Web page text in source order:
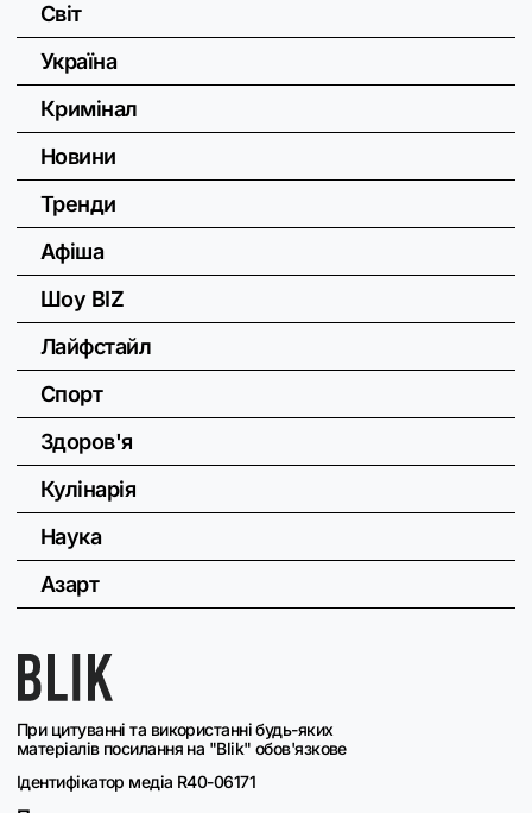
При цитуванні та використанні будь-яких
матеріалів посилання на "Blik" обов'язкове
Ідентифікатор медіа R40-06171
Світ
Україна
Кримінал
Новини
Тренди
Афіша
Шоу BIZ
Лайфстайл
Спорт
Здоров'я
Кулінарія
Наука
Азарт